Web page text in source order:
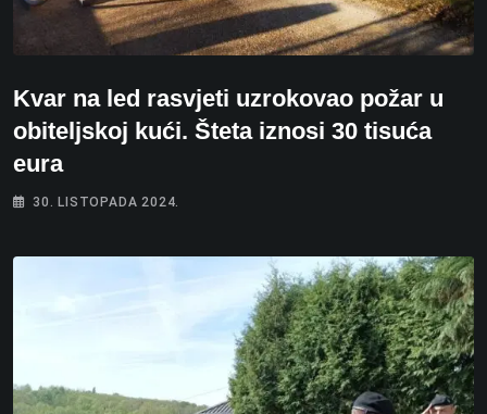
Kvar na led rasvjeti uzrokovao požar u
obiteljskoj kući. Šteta iznosi 30 tisuća
eura
30. LISTOPADA 2024.